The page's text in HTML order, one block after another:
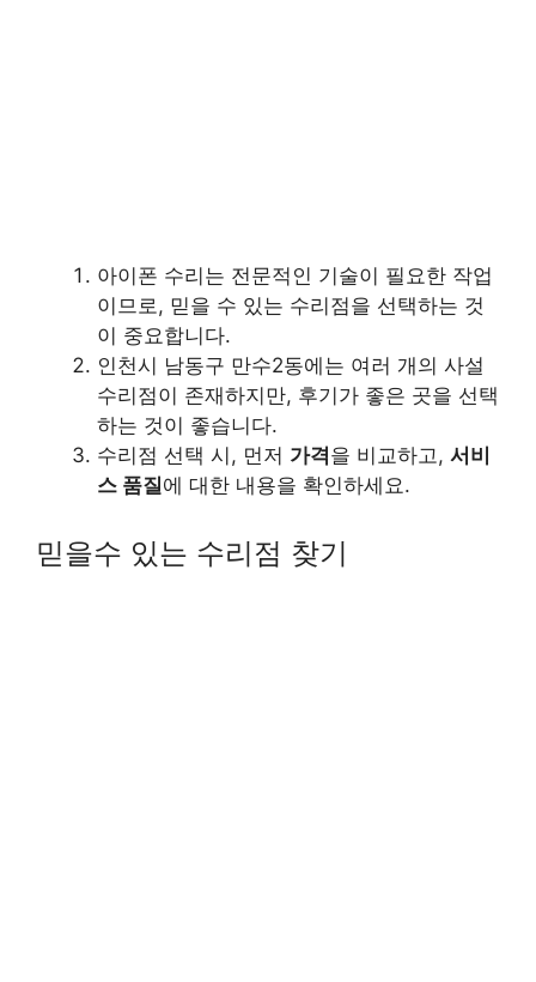
아이폰 수리는 전문적인 기술이 필요한 작업
이므로, 믿을 수 있는 수리점을 선택하는 것
이 중요합니다.
인천시 남동구 만수2동에는 여러 개의 사설
수리점이 존재하지만, 후기가 좋은 곳을 선택
하는 것이 좋습니다.
수리점 선택 시, 먼저 가격을 비교하고, 서비
스 품질에 대한 내용을 확인하세요.
믿을수 있는 수리점 찾기